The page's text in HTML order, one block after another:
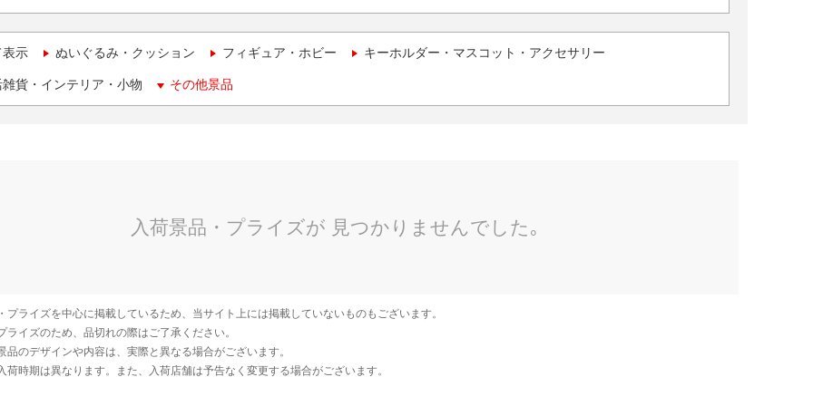
表示 ぬいぐるみ・クッション フィギュア・ホビー キーホルダー・マスコット・アクセサリー
貨・インテリア・小物 その他景品